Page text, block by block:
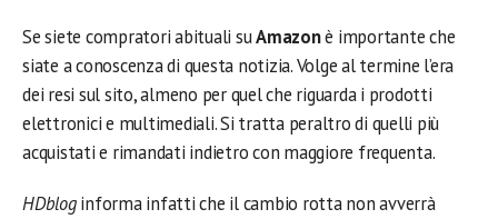
Se siete compratori abituali suAmazonè importante che
siate a conoscenza di questa notizia. Volge al termine l’era
dei resi sul sito, almeno per quel che riguarda i prodotti
elettronici e multimediali. Si tratta peraltro di quelli più
acquistati e rimandati indietro con maggiore frequenta.
HDbloginforma infatti che il cambio rotta non avverrà